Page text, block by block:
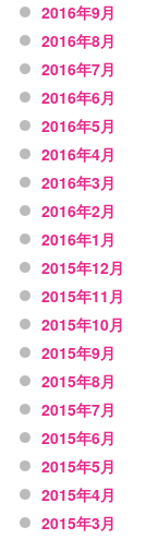
2016年9月
2016年8月
2016年7月
2016年6月
2016年5月
2016年4月
2016年3月
2016年2月
2016年1月
2015年12月
2015年11月
2015年10月
2015年9月
2015年8月
2015年7月
2015年6月
2015年5月
2015年4月
2015年3月